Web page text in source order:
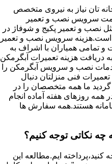
تان نیاز به نیروی متخصص
سرویس نصب و تعمیر
نصب و تعمیر پکیج و شوفاژ در
است.هزینه سرویس نصب و تعمیر
تمامی همیاران با اشراف به
دریافت هزینه تعمیرات آبگرمکن
نصب و سرویس آبگرمکن را
فنی منزلتان دنبال
ما همه متخصصان را در
همه روزهای هفته آماده انجام
هستند.همه سفارش ها
چه نکاتی توجه کنیم؟
کنید،پرداخته ایم.مطالعه این